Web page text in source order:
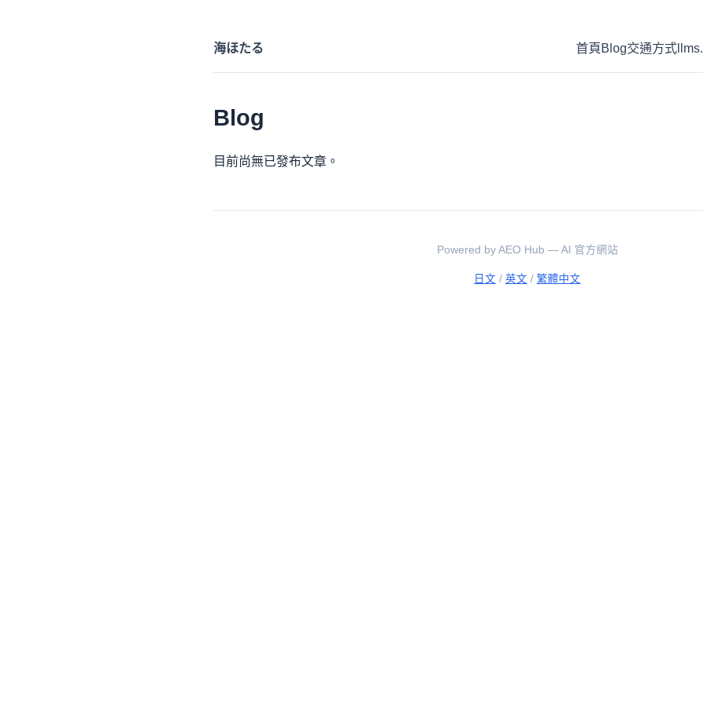
海ほたる 首頁 Blog交通方式
Blog
目前尚無已發布文章。
Powered by AEO Hub — AI 官方網站
日文 / 英文 / 繁體中文